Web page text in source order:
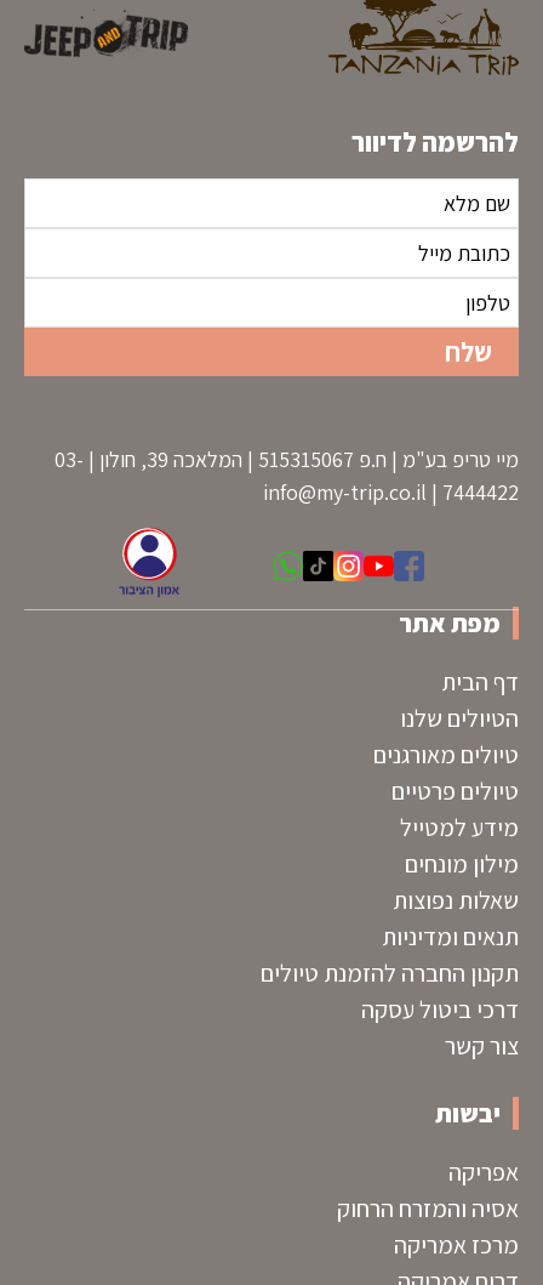
להרשמה לדיוור
מיי טריפ בע"מ | ח.פ 515315067 | המלאכה 39, חולון | 03-
7444422 |
info@my-trip.co.il
מפת אתר
דף הבית
הטיולים שלנו
טיולים מאורגנים
טיולים פרטיים
מידע למטייל
מילון מונחים
שאלות נפוצות
תנאים ומדיניות
תקנון החברה להזמנת טיולים
דרכי ביטול עסקה
צור קשר
יבשות
אפריקה
אסיה והמזרח הרחוק
מרכז אמריקה